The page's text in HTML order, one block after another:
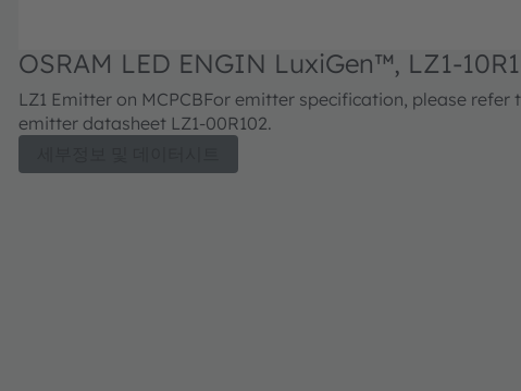
OSRAM LED ENGIN LuxiGen™, LZ1-
LZ1 Emitter on MCPCBFor emitter specification, please refer
emitter datasheet LZ1-00R102.